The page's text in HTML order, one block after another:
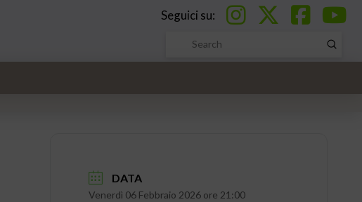
Seguici su:
Search
Submit
DATA
Venerdì 06 Febbraio 2026 ore 21:00